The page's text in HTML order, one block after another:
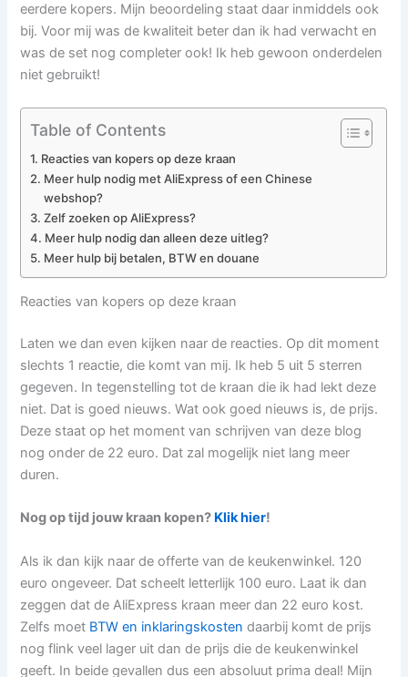
eerdere kopers. Mijn beoordeling staat daar inmiddels ook
bij. Voor mij was de kwaliteit beter dan ik had verwacht en
was de set nog completer ook! Ik heb gewoon onderdelen
niet gebruikt!
Table of Contents
Reacties van kopers op deze kraan
Meer hulp nodig met AliExpress of een Chinese
webshop?
Zelf zoeken op AliExpress?
Meer hulp nodig dan alleen deze uitleg?
Meer hulp bij betalen, BTW en douane
Reacties van kopers op deze kraan
Laten we dan even kijken naar de reacties. Op dit moment
slechts 1 reactie, die komt van mij. Ik heb 5 uit 5 sterren
gegeven. In tegenstelling tot de kraan die ik had lekt deze
niet. Dat is goed nieuws. Wat ook goed nieuws is, de prijs.
Deze staat op het moment van schrijven van deze blog
nog onder de 22 euro. Dat zal mogelijk niet lang meer
duren.
Nog op tijd jouw kraan kopen? Klik hier!
Als ik dan kijk naar de offerte van de keukenwinkel. 120
euro ongeveer. Dat scheelt letterlijk 100 euro. Laat ik dan
zeggen dat de AliExpress kraan meer dan 22 euro kost.
Zelfs moet BTW en inklaringskosten daarbij komt de prijs
nog flink veel lager uit dan de prijs die de keukenwinkel
geeft. In beide gevallen dus een absoluut prima deal! Mijn